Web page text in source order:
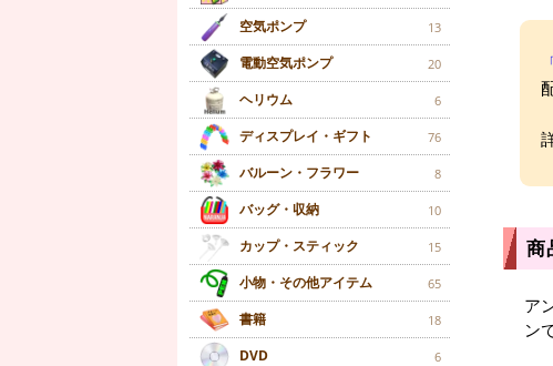
空気ポンプ 13
電動空気ポンプ 20
ヘリウム 6
ディスプレイ・ギフト 76
バルーン・フラワー 8
バッグ・収納 10
カップ・スティック 15
小物・その他アイテム 65
書籍 18
DVD 6
商
ア
ン